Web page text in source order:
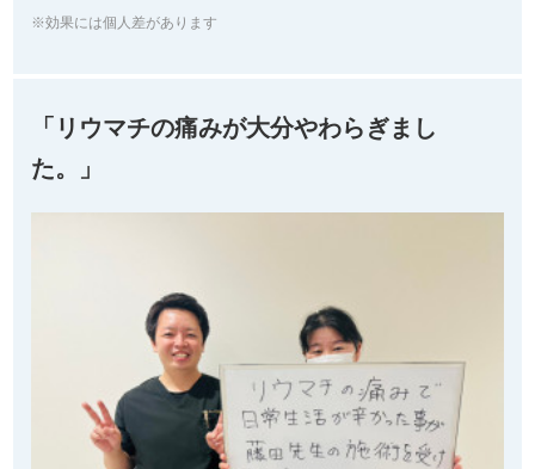
※効果には個人差があります
「リウマチの痛みが大分やわらぎまし
た。」